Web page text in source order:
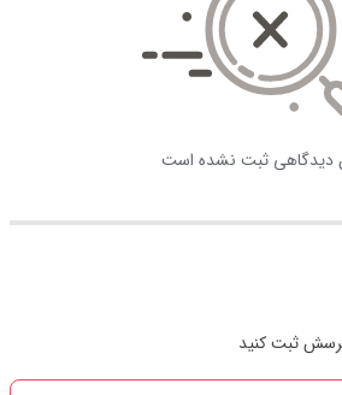
دیدگاهی ثبت نشده است
ثبت کنید